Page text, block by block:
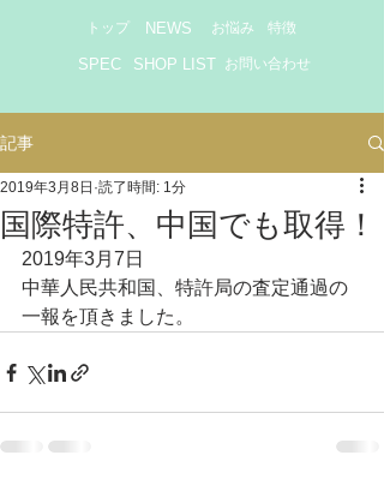
トップ
SPEC
お悩み 特徴
お問い合わせ
SHOP LIST
NEWS
記事
国際特許、中国でも取得！
2019年3月8日 読了時間: 1分
2019年3月7日
中華人民共和国、特許局の査定通過の
一報を頂きました。